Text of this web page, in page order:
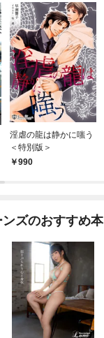
淫虐の龍は静かに嗤う
＜特別版＞
990
ズのおすすめ本